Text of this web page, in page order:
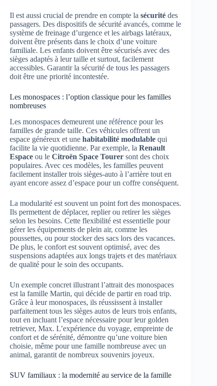
Il est aussi crucial de prendre en compte la sécurité des
passagers. Des dispositifs de sécurité avancés, comme le
système de freinage d’urgence et les airbags latéraux,
doivent être présents dans le choix d’une voiture
familiale. Les enfants doivent être sécurisés avec des
sièges adaptés à leur taille et surtout, facilement
accessibles. Garantir la sécurité de tous les passagers
doit être une priorité incontestée.
Les monospaces : l’option classique pour les familles
nombreuses
Les monospaces demeurent une référence pour les
familles de grande taille. Ces véhicules offrent un
espace généreux et une habitabilité modulable qui
facilite la vie quotidienne. Par exemple, la Renault
Espace ou le Citroën Space Tourer sont des choix
populaires. Avec ces modèles, les familles peuvent
facilement installer trois sièges-auto à l’arrière tout en
ayant encore assez d’espace pour un coffre conséquent.
La modularité est souvent un point fort des monospaces.
Ils permettent de déplacer, replier ou retirer les sièges
selon les besoins. Cette flexibilité est essentielle pour
gérer les équipements de plein air, comme les
poussettes, ou pour stocker des sacs lors des vacances.
De plus, le confort est souvent optimisé, avec des
suspensions adaptées aux longs trajets et des matériaux
de qualité pour le soin des occupants.
Un exemple concret illustrant l’attrait des monospaces
est la famille Martin, qui décide de partir en road trip.
Grâce à leur monospaces, ils réussissent à installer
parfaitement tous les sièges autos de leurs trois enfants,
tout en incluant l’espace nécessaire pour leur golden
retriever, Max. L’expérience du voyage, empreinte de
confort et de sérénité, démontre qu’une voiture bien
choisie, même pour une famille nombreuse avec un
animal, garantit de nombreux souvenirs joyeux.
SUV familiaux : la modernité au service de la famille